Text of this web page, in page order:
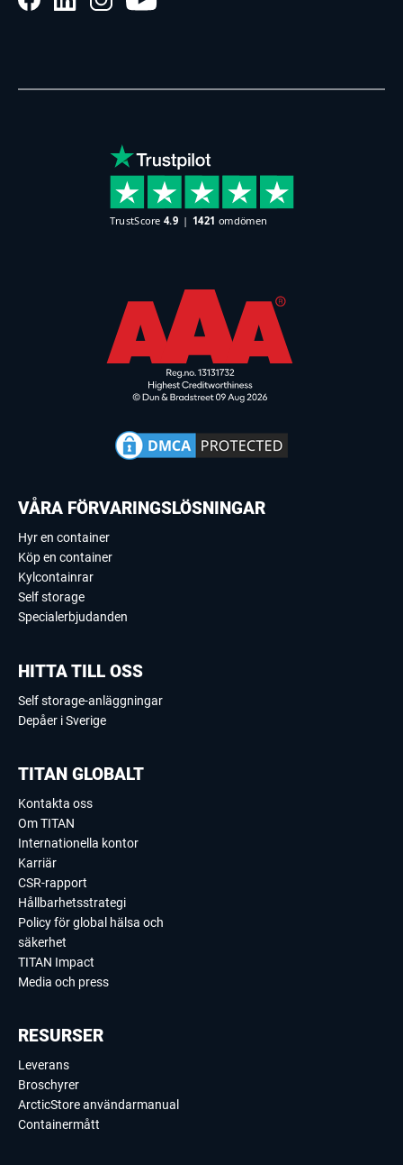
VÅRA FÖRVARINGSLÖSNINGAR
Hyr en container
Köp en container
Kylcontainrar
Self storage
Specialerbjudanden
HITTA TILL OSS
Self storage-anläggningar
Depåer i Sverige
TITAN GLOBALT
Kontakta oss
Om TITAN
Internationella kontor
Karriär
CSR-rapport
Hållbarhetsstrategi
Policy för global hälsa och
säkerhet
TITAN Impact
Media och press
RESURSER
Leverans
Broschyrer
ArcticStore användarmanual
Containermått